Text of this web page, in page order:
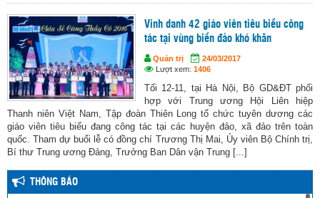
Vinh danh 42 giáo viên tiêu biểu công
tác tại vùng biển đảo khó khăn
Quản trị
24/03/2017
Lượt xem: 1406
Tối 12-11, tại Hà Nội, Bộ GD&ĐT phối
hợp với Trung ương Hội Liên hiệp
Thanh niên Việt Nam, Tập đoàn Thiên Long tổ chức tuyên dương các
giáo viên tiêu biểu đang công tác tại các huyện đảo, xã đảo trên toàn
quốc. Tham dự buổi lễ có đồng chí Trương Thị Mai, Ủy viên Bộ Chính trị,
Bí thư Trung ương Đảng, Trưởng Ban Dân vận Trung [...]
THÔNG BÁO